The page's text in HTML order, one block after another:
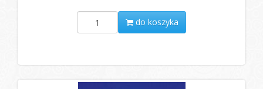
do koszyka